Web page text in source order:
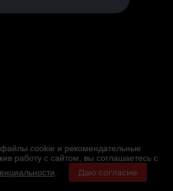
cookie и рекомендательные
работу с сайтом, вы соглашаетесь с
Даю согласие